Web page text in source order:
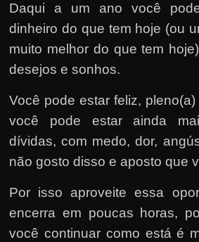
Daqui a um ano você
dinheiro do que tem hoje (ou
muito melhor do que tem
desejos e sonhos.
Você pode estar feliz,
você pode estar ainda
dívidas, com medo, dor,
não gosto disso e aposto que
Por isso aproveite essa
encerra em poucas horas,
você continuar como está é